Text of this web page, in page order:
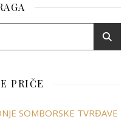
PRIČE
SOMBORSKE TVRĐAVE